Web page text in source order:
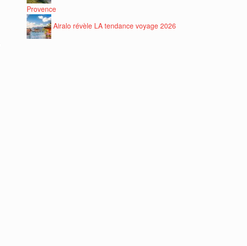
Provence
Airalo révèle LA tendance voyage 2026